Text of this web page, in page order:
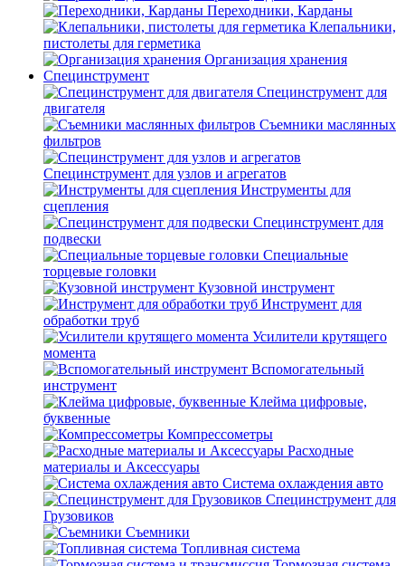
Переходники, Карданы
Клепальники,
пистолеты для герметика
Организация хранения
Специнструмент
Специнструмент для
двигателя
Съемники маслянных
фильтров
Специнструмент для узлов и агрегатов
Инструменты для
сцепления
Специнструмент для
подвески
Специальные
торцевые головки
Кузовной инструмент
Инструмент для
обработки труб
Усилители крутящего
момента
Вспомогательный
инструмент
Клейма цифровые,
буквенные
Компрессометры
Расходные
материалы и Аксессуары
Система охлаждения авто
Специнструмент для
Грузовиков
Съемники
Топливная система